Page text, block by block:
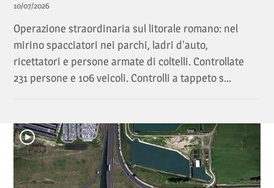
10/07/2026
Operazione straordinaria sul litorale romano: nel
mirino spacciatori nei parchi, ladri d'auto,
ricettatori e persone armate di coltelli. Controllate
231 persone e 106 veicoli. Controlli a tappeto s...